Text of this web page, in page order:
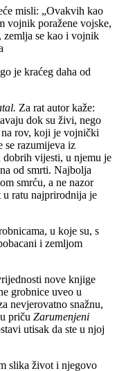
misli: „Ovakvih kao
vojnik poražene vojske,
se kao i vojnik
je kraćeg daha od
Za rat autor kaže:
dok su živi, nego
na rov, koji je vojnički
se razumijeva iz
vijesti, u njemu je
od smrti. Najbolja
smrću, a ne nazor
ratu najprirodnija je
u koje su, s
i zemljom
nove knjige
grobnice uveo u
nevjerovatno snažnu,
priču Zarumenjeni
utisak da ste u njoj
slika život i njegovo